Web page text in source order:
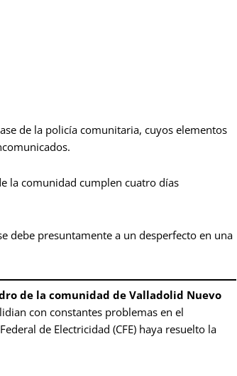
de la policía comunitaria, cuyos elementos
la comunidad cumplen cuatro días
debe presuntamente a un desperfecto en una
de la comunidad de Valladolid Nuevo
con constantes problemas en el
de Electricidad (CFE) haya resuelto la